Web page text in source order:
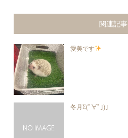
関連記事
愛美です
冬月Σ(ﾟ∀ﾟ｣)｣